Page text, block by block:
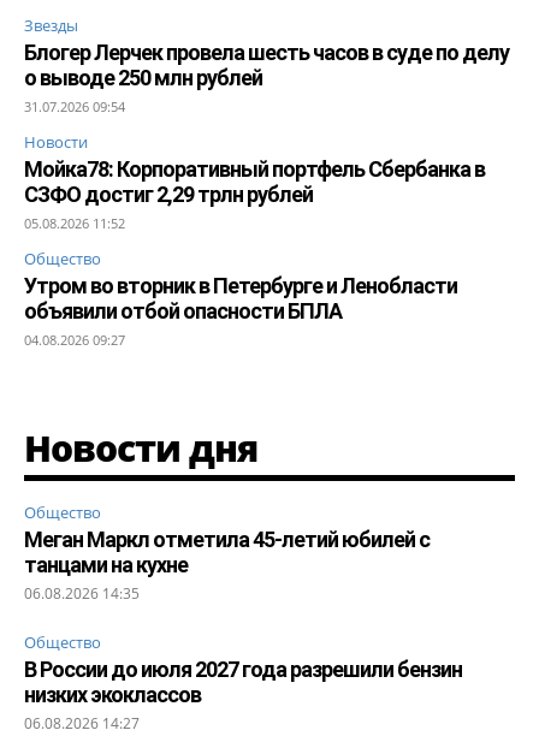
Звезды
Блогер Лерчек провела шесть часов в суде по делу
о выводе 250 млн рублей
31.07.2026 09:54
Новости
Мойка78: Корпоративный портфель Сбербанка в
СЗФО достиг 2,29 трлн рублей
05.08.2026 11:52
Общество
Утром во вторник в Петербурге и Ленобласти
объявили отбой опасности БПЛА
04.08.2026 09:27
Новости дня
Общество
Меган Маркл отметила 45-летий юбилей с
танцами на кухне
06.08.2026 14:35
Общество
В России до июля 2027 года разрешили бензин
низких экоклассов
06.08.2026 14:27